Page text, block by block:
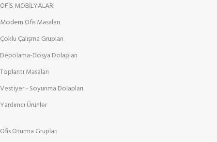
OFİS MOBİLYALARI
Modern Ofis Masaları
Çoklu Çalışma Grupları
Depolama-Dosya Dolapları
Toplantı Masaları
Vestiyer - Soyunma Dolapları
Yardımcı Ürünler
Ofis Oturma Grupları